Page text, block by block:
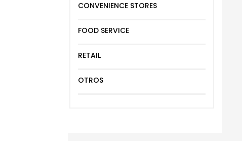
RETAIL
CONVENIENCE STORES
FOOD SERVICE
OTROS